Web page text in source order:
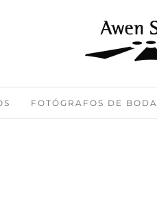
FOTÓGRAFOS DE BODA